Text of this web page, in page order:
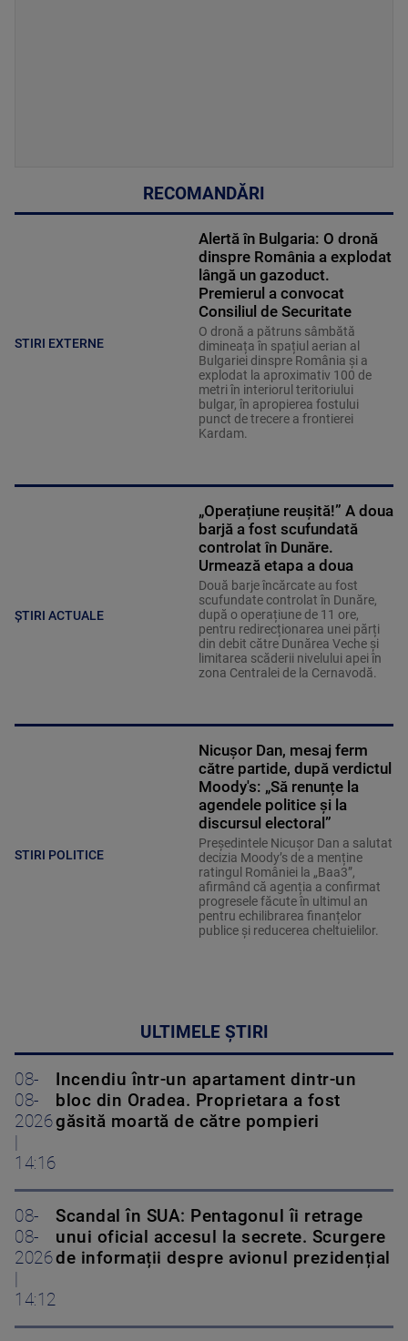
RECOMANDĂRI
STIRI EXTERNE
Alertă în Bulgaria: O dronă
dinspre România a explodat
lângă un gazoduct.
Premierul a convocat
Consiliul de Securitate
O dronă a pătruns sâmbătă
dimineața în spațiul aerian al
Bulgariei dinspre România și a
explodat la aproximativ 100 de
metri în interiorul teritoriului
bulgar, în apropierea fostului
punct de trecere a frontierei
Kardam.
ȘTIRI ACTUALE
„Operațiune reușită!” A doua
barjă a fost scufundată
controlat în Dunăre.
Urmează etapa a doua
Două barje încărcate au fost
scufundate controlat în Dunăre,
după o operațiune de 11 ore,
pentru redirecționarea unei părți
din debit către Dunărea Veche și
limitarea scăderii nivelului apei în
zona Centralei de la Cernavodă.
STIRI POLITICE
Nicușor Dan, mesaj ferm
către partide, după verdictul
Moody's: „Să renunțe la
agendele politice şi la
discursul electoral”
Președintele Nicușor Dan a salutat
decizia Moody’s de a menține
ratingul României la „Baa3”,
afirmând că agenția a confirmat
progresele făcute în ultimul an
pentru echilibrarea finanțelor
publice și reducerea cheltuielilor.
ULTIMELE ȘTIRI
08-
08-
2026
|
14:16
Incendiu într-un apartament dintr-un
bloc din Oradea. Proprietara a fost
găsită moartă de către pompieri
08-
08-
2026
|
14:12
Scandal în SUA: Pentagonul îi retrage
unui oficial accesul la secrete. Scurgere
de informații despre avionul prezidențial